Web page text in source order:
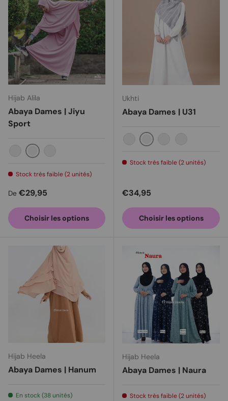
Hijab Alila
Abaya Dames | Jiyu
Sport
Gris Rose
Stock très faible (2 unités)
Prix habituel
De €29,95
Choisir les options
Ukhti
Abaya Dames | U31
MarineDes morceaux de blanc
Stock très faible (2 unités)
Prix habituel
€34,95
Choisir les options
Hijab Heela
Abaya Dames | Hanum
En stock (38 unités)
Hijab Heela
Abaya Dames | Naura
Stock très faible (2 unités)